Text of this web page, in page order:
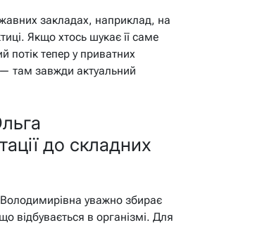
закладах, наприклад, на
Якщо хтось шукає її саме
потік тепер у приватних
— там завжди актуальний
до складних
уважно збирає
відбувається в організмі. Для